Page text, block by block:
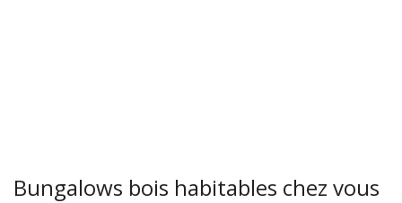
Bungalows bois habitables chez vous